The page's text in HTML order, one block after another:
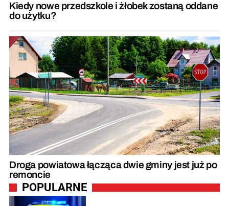
Kiedy nowe przedszkole i żłobek zostaną oddane
do użytku?
Droga powiatowa łącząca dwie gminy jest już po
remoncie
POPULARNE